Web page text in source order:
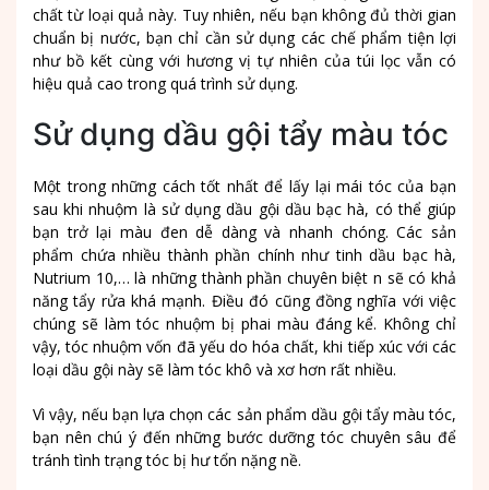
chất từ loại quả này. Tuy nhiên, nếu bạn không đủ thời gian
chuẩn bị nước, bạn chỉ cần sử dụng các chế phẩm tiện lợi
như bồ kết cùng với hương vị tự nhiên của túi lọc vẫn có
hiệu quả cao trong quá trình sử dụng.
Sử dụng dầu gội tẩy màu tóc
Một trong những cách tốt nhất để lấy lại mái tóc của bạn
sau khi nhuộm là sử dụng dầu gội dầu bạc hà, có thể giúp
bạn trở lại màu đen dễ dàng và nhanh chóng. Các sản
phẩm chứa nhiều thành phần chính như tinh dầu bạc hà,
Nutrium 10,… là những thành phần chuyên biệt n sẽ có khả
năng tẩy rửa khá mạnh. Điều đó cũng đồng nghĩa với việc
chúng sẽ làm tóc nhuộm bị phai màu đáng kể. Không chỉ
vậy, tóc nhuộm vốn đã yếu do hóa chất, khi tiếp xúc với các
loại dầu gội này sẽ làm tóc khô và xơ hơn rất nhiều.
Vì vậy, nếu bạn lựa chọn các sản phẩm dầu gội tẩy màu tóc,
bạn nên chú ý đến những bước dưỡng tóc chuyên sâu để
tránh tình trạng tóc bị hư tổn nặng nề.